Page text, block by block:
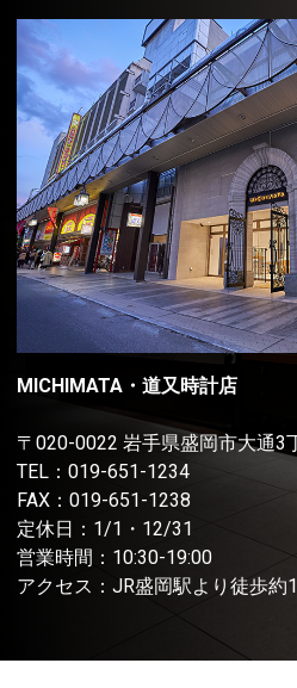
MICHIMATA・道又時計店
〒020-0022 岩手県盛岡市大通3
TEL： 019-651-1234
FAX：019-651-1238
定休日：1/1・12/31
営業時間：10:30-19:00
アクセス：JR盛岡駅より徒歩約